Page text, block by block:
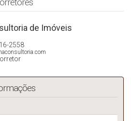
de Imóveis
2558